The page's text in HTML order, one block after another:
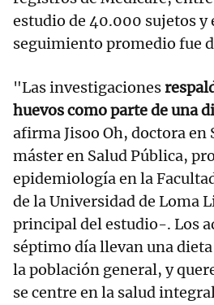
estudio de 40.000 sujetos y
seguimiento promedio fue
"Las investigaciones
huevos como parte de una
afirma Jisoo Oh, doctora en
máster en Salud Pública,
epidemiología en la
de la Universidad de Loma
principal del estudio-. Los
séptimo día llevan una
la población general, y
se centre en la salud